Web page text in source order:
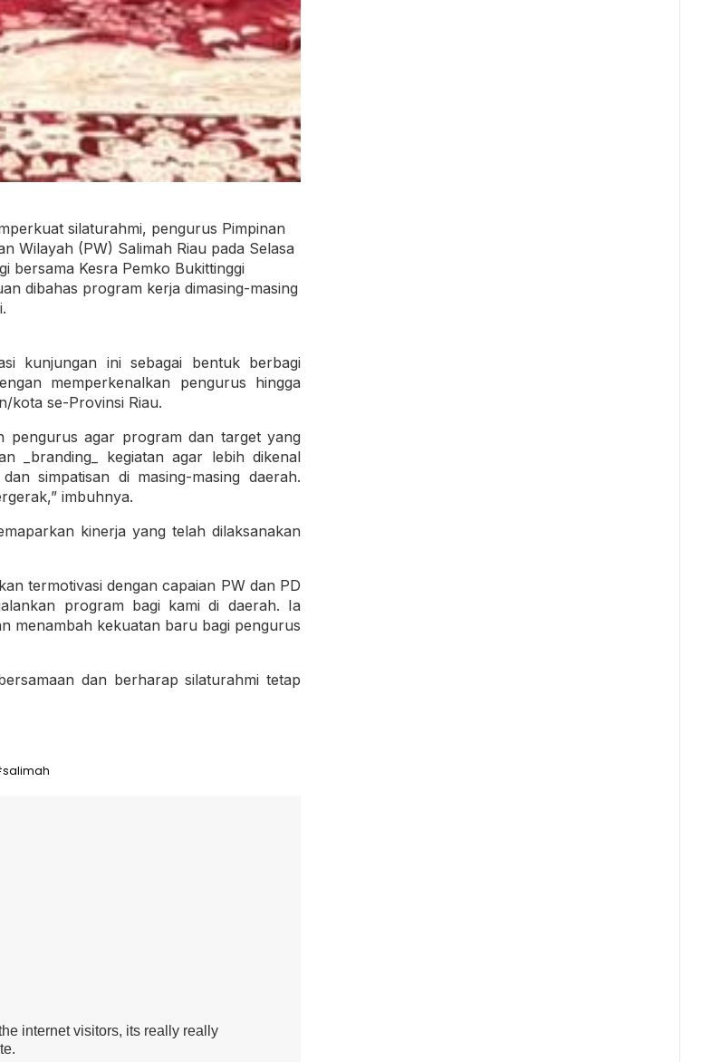
silaturahmi, pengurus Pimpinan
Wilayah (PW) Salimah Riau pada Selasa
bersama Kesra Pemko Bukittinggi
dibahas program kerja dimasing-masing
kunjungan ini sebagai bentuk berbagi
memperkenalkan pengurus hingga
kota se-Provinsi Riau.
pengurus agar program dan target yang
_branding_ kegiatan agar lebih dikenal
simpatisan di masing-masing daerah.
imbuhnya.
kinerja yang telah dilaksanakan
termotivasi dengan capaian PW dan PD
program bagi kami di daerah. Ia
menambah kekuatan baru bagi pengurus
dan berharap silaturahmi tetap
internet visitors, its really really